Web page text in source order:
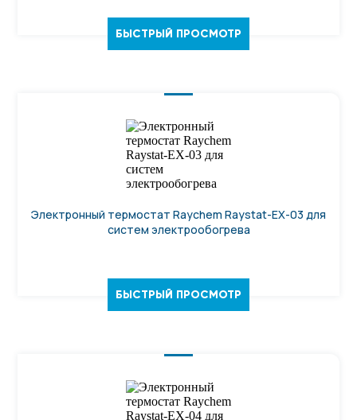
БЫСТРЫЙ ПРОСМОТР
Электронный термостат Raychem Raystat-EX-03 для
систем электрообогрева
БЫСТРЫЙ ПРОСМОТР